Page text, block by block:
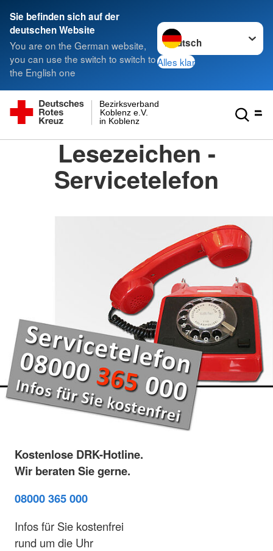
Sie befinden sich auf der
deutschen Website
You are on the German website,
you can use the switch to switch to
the English one
Sprache wechseln zu
Alles klar
in Koblenz
Koblenz e.V.
Bezirksverband
Lesezeichen -
Servicetelefon
Kostenlose DRK-Hotline.
Wir beraten Sie gerne.
08000 365 000
Infos für Sie kostenfrei
rund um die Uhr